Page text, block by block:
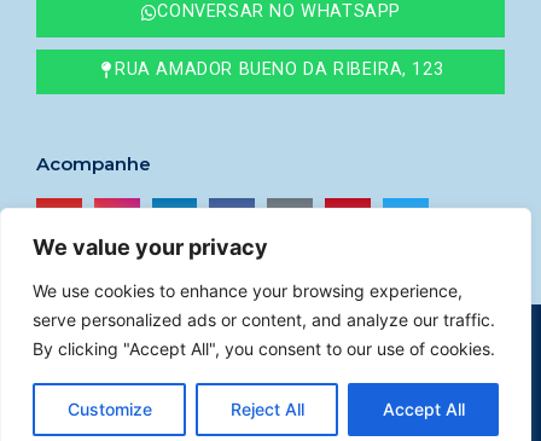
We value your privacy
We use cookies to enhance your browsing experience,
serve personalized ads or content, and analyze our traffic.
By clicking "Accept All", you consent to our use of cookies.
Customize Reject All Accept All
(47) 9 9977-7630
CONVERSAR NO WHATSAPP
RUA AMADOR BUENO DA RIBEIRA, 123
Acompanhe
© 2023 Imóveis Godoy CRECI nº 41765F
Política de privacidade|Desenvolvido por Help